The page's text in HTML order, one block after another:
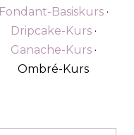
Fondant-Basiskurs·
Dripcake-Kurs·
Ganache-Kurs·
Ombré-Kurs